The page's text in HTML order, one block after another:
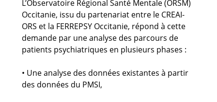
L’Observatoire Régional Santé Mentale (ORSM)
Occitanie, issu du partenariat entre le CREAI-
ORS et la FERREPSY Occitanie, répond à cette
demande par une analyse des parcours de
patients psychiatriques en plusieurs phases :
• Une analyse des données existantes à partir
des données du PMSI,